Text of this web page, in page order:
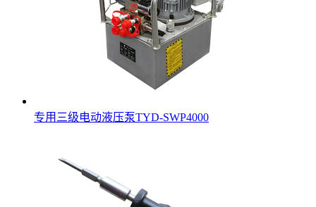
专用三级电动液压泵TYD-SWP4000